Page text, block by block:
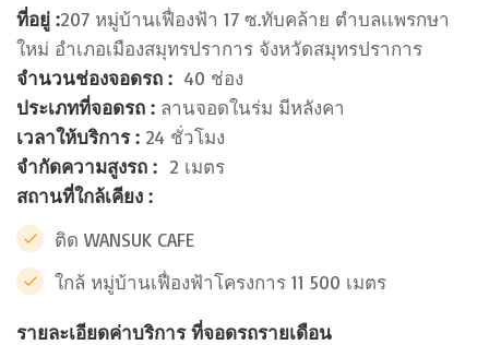
ที่อยู่ :207 หมู่บ้านเฟื่องฟ้า 17 ซ.ทับคล้าย ตำบลเเพรกษา
ใหม่ อำเภอเมืองสมุทรปราการ จังหวัดสมุทรปราการ
จำนวนช่องจอดรถ : 40 ช่อง
ประเภทที่จอดรถ : ลานจอดในร่ม มีหลังคา
เวลาให้บริการ : 24 ชั่วโมง
จำกัดความสูงรถ : 2 เมตร
สถานที่ใกล้เคียง :
ติด WANSUK CAFE
ใกล้ หมู่บ้านเฟื่องฟ้าโครงการ 11 500 เมตร
รายละเอียดค่าบริการ ที่จอดรถรายเดือน